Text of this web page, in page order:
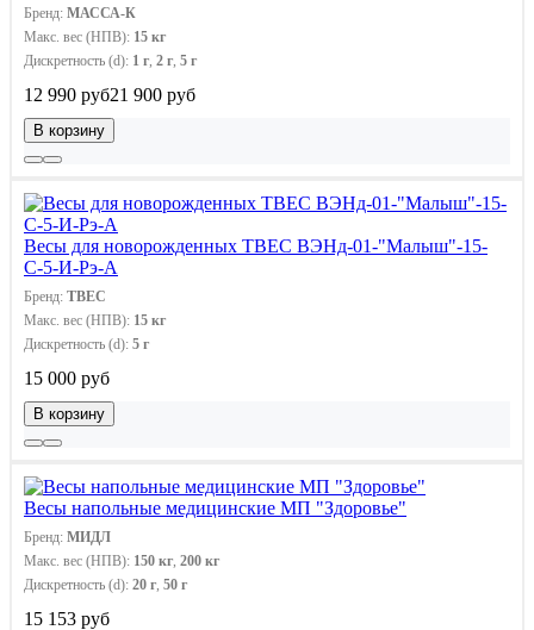
Бренд: МАССА-К
Макс. вес (НПВ): 15 кг
Дискретность (d): 1 г, 2 г, 5 г
12 990 руб21 900 руб
В корзину
Весы для новорожденных ТВЕС ВЭНд-01-"Малыш"-15-
С-5-И-Рэ-А
Бренд: ТВЕС
Макс. вес (НПВ): 15 кг
Дискретность (d): 5 г
15 000 руб
В корзину
Весы напольные медицинские МП "Здоровье"
Бренд: МИДЛ
Макс. вес (НПВ): 150 кг, 200 кг
Дискретность (d): 20 г, 50 г
15 153 руб